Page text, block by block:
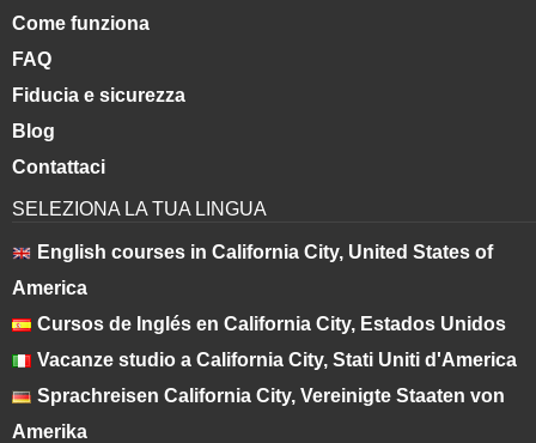
Come funziona
FAQ
Fiducia e sicurezza
Blog
Contattaci
SELEZIONA LA TUA LINGUA
English courses in California City, United States of
America
Cursos de Inglés en California City, Estados Unidos
Vacanze studio a California City, Stati Uniti d'America
Sprachreisen California City, Vereinigte Staaten von
Amerika